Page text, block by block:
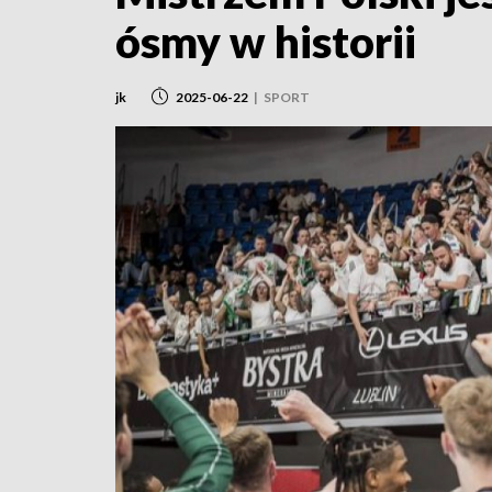
ósmy w historii
jk 2025-06-22 | SPORT